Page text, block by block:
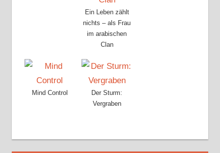
Ein Leben zählt
nichts – als Frau
im arabischen
Clan
Mind Control
Der Sturm:
Vergraben